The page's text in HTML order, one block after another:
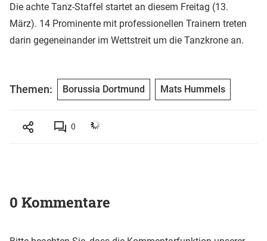
Die achte Tanz-Staffel startet an diesem Freitag (13.
März). 14 Prominente mit professionellen Trainern treten
darin gegeneinander im Wettstreit um die Tanzkrone an.
Themen: Borussia Dortmund Mats Hummels
0
0 Kommentare